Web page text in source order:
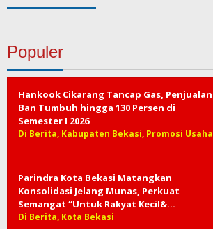
Populer
Hankook Cikarang Tancap Gas, Penjualan
Ban Tumbuh hingga 130 Persen di
Semester I 2026
Di Berita, Kabupaten Bekasi, Promosi Usaha
Parindra Kota Bekasi Matangkan
Konsolidasi Jelang Munas, Perkuat
Semangat “Untuk Rakyat Kecil&…
Di Berita, Kota Bekasi